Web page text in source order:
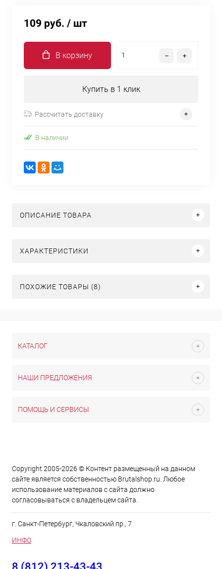
109 руб. / шт
В корзину
Купить в 1 клик
Рассчитать доставку
В наличии
ОПИСАНИЕ ТОВАРА
ХАРАКТЕРИСТИКИ
ПОХОЖИЕ ТОВАРЫ (8)
КАТАЛОГ
НАШИ ПРЕДЛОЖЕНИЯ
ПОМОЩЬ И СЕРВИСЫ
Copyright 2005-2026 © Контент размещенный на данном
сайте является cобственностью Brutalshop.ru. Любое
использование материалов с сайта должно
согласовываться с владельцем сайта.
г. Санкт-Петербург, Чкаловский пр., 7
ИНФО